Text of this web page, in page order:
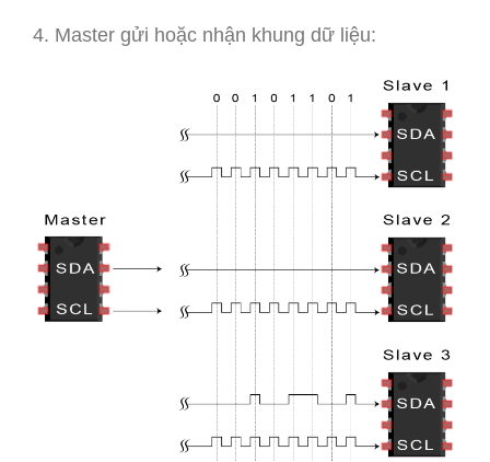
Master gửi hoặc nhận khung dữ liệu: